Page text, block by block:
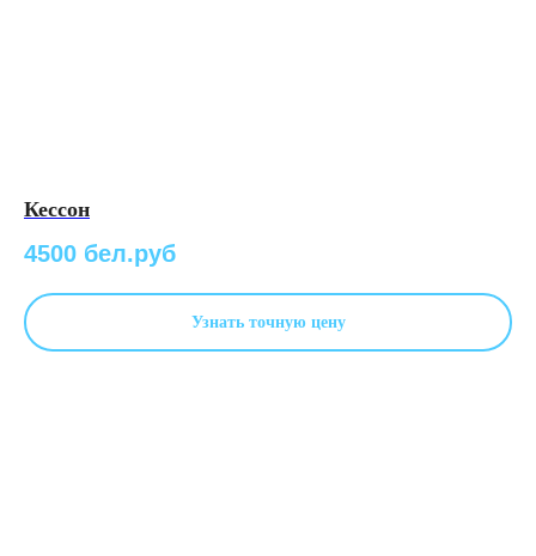
Кессон
4500 бел.руб
Узнать точную цену